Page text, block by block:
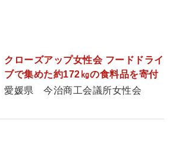
クローズアップ女性会 フードドライ
ブで集めた約172㎏の食料品を寄付
愛媛県 今治商工会議所女性会